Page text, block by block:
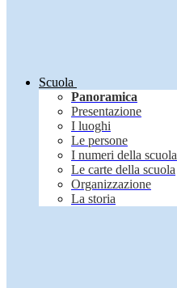
Scuola
Panoramica
Presentazione
I luoghi
Le persone
I numeri della scuola
Le carte della scuola
Organizzazione
La storia